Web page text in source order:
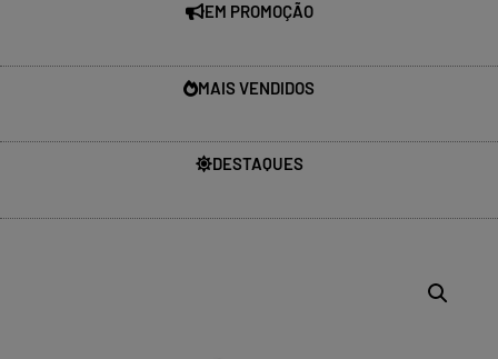
EM PROMOÇÃO
MAIS VENDIDOS
DESTAQUES